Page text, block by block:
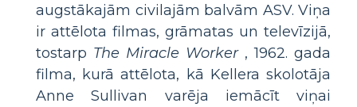
augstākajām civilajām balvām ASV. Viņa
ir attēlota filmas, grāmatas un televīzijā,
tostarp The Miracle Worker, 1962. gada
filma, kurā attēlota, kā Kellera skolotāja
Anne Sullivan varēja iemācīt viņai